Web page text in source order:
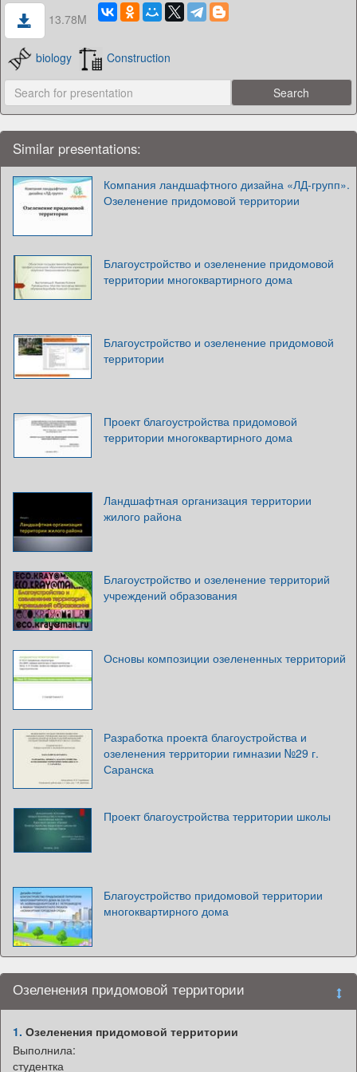
13.78M
biology Construction
Similar presentations:
Компания ландшафтного дизайна «ЛД-групп».
Озеленение придомовой территории
Благоустройство и озеленение придомовой
территории многоквартирного дома
Благоустройство и озеленение придомовой
территории
Проект благоустройства придомовой
территории многоквартирного дома
Ландшафтная организация территории
жилого района
Благоустройство и озеленение территорий
учреждений образования
Основы композиции озелененных территорий
Разработка проектa благоустройства и
озеленения территории гимназии №29 г.
Саранска
Проект благоустройства территории школы
Благоустройство придомовой территории
многоквартирного дома
Озеленения придомовой территории
1. Озеленения придомовой территории
Выполнила:
студентка